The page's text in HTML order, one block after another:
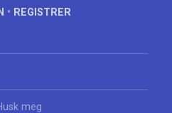
• REGISTRER
meg